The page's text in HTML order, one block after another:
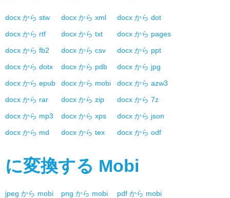
docx から stw docx から xml docx から dot
docx から rtf docx から txt docx から pages
docx から fb2 docx から csv docx から ppt
docx から dotx docx から pdb docx から jpg
docx から epub docx から mobi docx から azw3
docx から rar docx から zip docx から 7z
docx から mp3 docx から xps docx から json
docx から md docx から tex docx から odf
に変換する Mobi
jpeg から mobi png から mobi pdf から mobi